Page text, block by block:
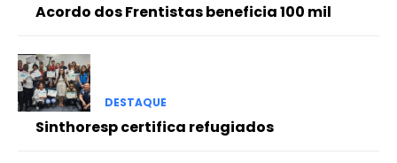
Acordo dos Frentistas beneficia 100 mil
DESTAQUE
Sinthoresp certifica refugiados